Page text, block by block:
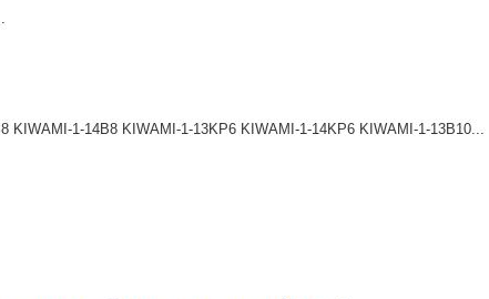
1-14B8 KIWAMI-1-13KP6 KIWAMI-1-14KP6 KIWAMI-1-13B10...